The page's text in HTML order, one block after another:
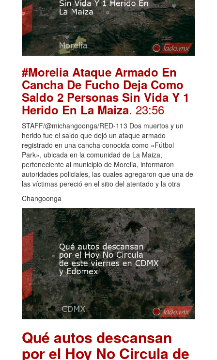
#Morelia Ataque Armado En
Cancha De Fucho Deja Como
Saldo 2 Personas Sin Vida Y 1
Herido En La Maiza. 23:56
STAFF/@michangoonga/RED-113 Dos muertos y un
herido fue el saldo que dejó un ataque armado
registrado en una cancha conocida como «Fútbol
Park», ubicada en la comunidad de La Maiza,
perteneciente al municipio de Morelia, informaron
autoridades policiales, las cuales agregaron que una de
las víctimas pereció en el sitio del atentado y la otra
Changoonga
Qué autos descansan
por el Hoy No Circula de